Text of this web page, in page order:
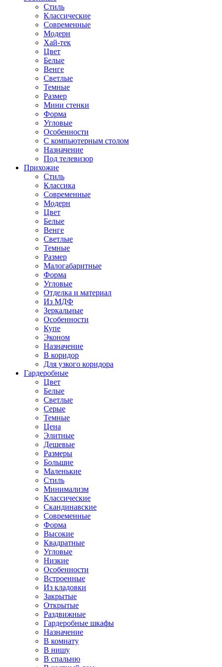
Стиль
Классические
Современные
Модерн
Хай-тек
Цвет
Белые
Венге
Светлые
Темные
Размер
Мини стенки
Форма
Угловые
Особенности
С компьютерным столом
Назначение
Под телевизор
Прихожие
Стиль
Классика
Современные
Модерн
Цвет
Белые
Венге
Светлые
Темные
Размер
Малогабаритные
Форма
Угловые
Отделка и материал
Из МДФ
Зеркальные
Особенности
Купе
Эконом
Назначение
В коридор
Для узкого коридора
Гардеробные
Цвет
Белые
Светлые
Серые
Темные
Цена
Элитные
Дешевые
Размеры
Большие
Маленькие
Стиль
Минимализм
Классические
Скандинавские
Современные
Форма
Высокие
Квадратные
Угловые
Низкие
Особенности
Встроенные
Из кладовки
Закрытые
Открытые
Раздвижные
Гардеробные шкафы
Назначение
В комнату
В нишу
В спальню